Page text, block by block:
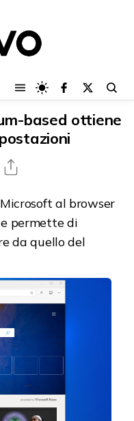
based ottiene
al browser
permette di
da quello del